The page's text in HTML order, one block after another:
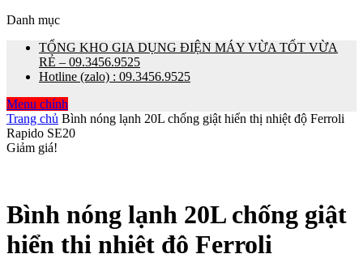
Danh mục
TỔNG KHO GIA DỤNG ĐIỆN MÁY VỪA TỐT VỪA
RẺ – 09.3456.9525
Hotline (zalo) : 09.3456.9525
Menu chính
Trang chủ Bình nóng lạnh 20L chống giật hiển thị nhiệt độ Ferroli
Rapido SE20
Giảm giá!
Bình nóng lạnh 20L chống giật
hiển thị nhiệt độ Ferroli